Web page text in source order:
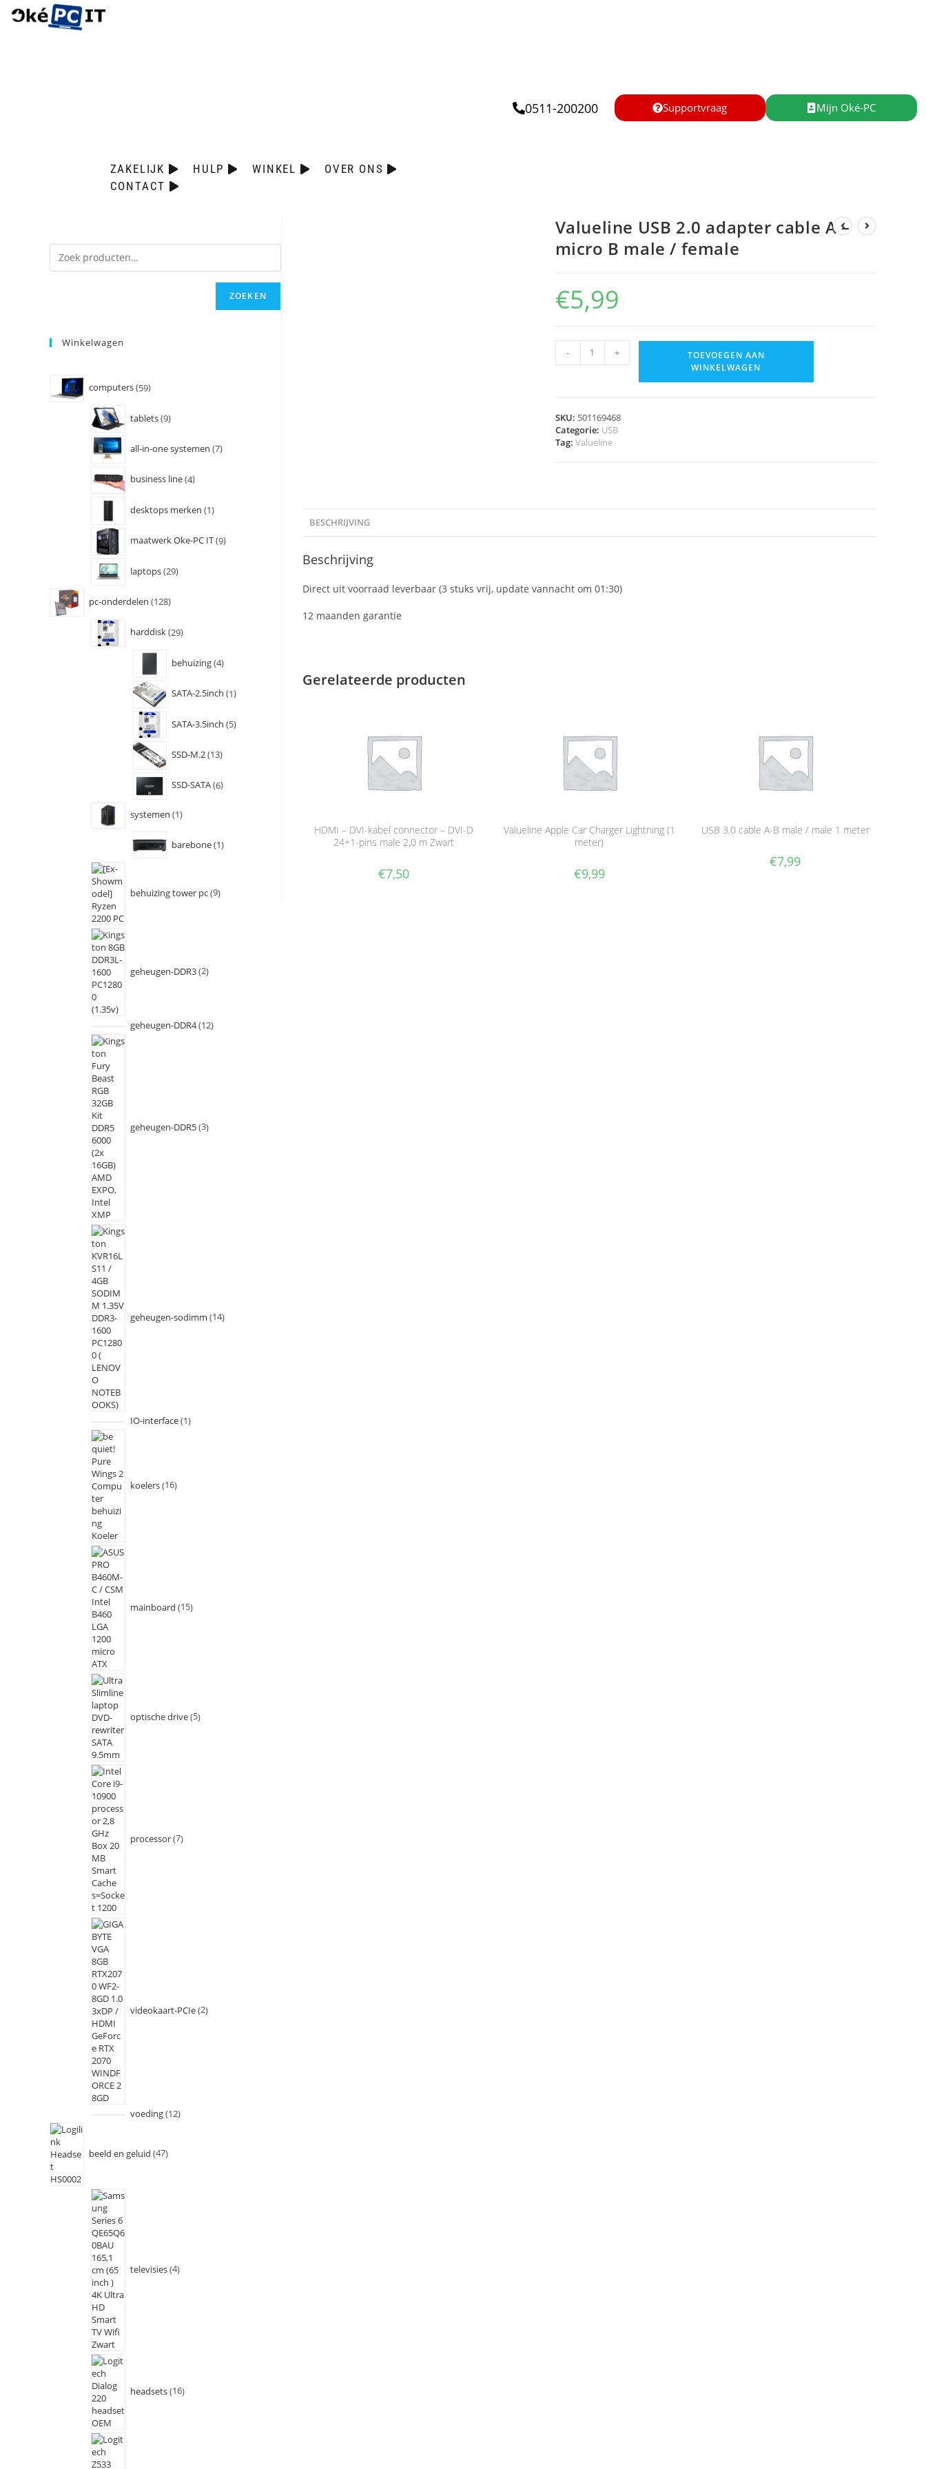
ZAKELIJK HULP WINKEL
OVER ONS
CONTACT
0511-200200 Supportvraag Mijn Oké-PC
Valueline USB 2.0 adapter cable A –
micro B male / female
€5,99
- +
TOEVOEGEN AAN
WINKELWAGEN
SKU: 501169468
Categorie: USB
Tag: Valueline
BESCHRIJVING
Beschrijving
Direct uit voorraad leverbaar (3 stuks vrij, update vannacht om 01:30)
12 maanden garantie
Gerelateerde producten
HDMI – DVI-kabel connector – DVI-D
24+1-pins male 2,0 m Zwart
€7,50
Valueline Apple Car Charger Lightning (1
meter)
€9,99
USB 3.0 cable A-B male / male 1 meter
€7,99
ZOEKEN
Winkelwagen
computers 59
tablets 9
all-in-one systemen 7
business line 4
desktops merken 1
maatwerk Oke-PC IT 9
laptops 29
pc-onderdelen 128
harddisk 29
behuizing 4
SATA-2.5inch 1
SATA-3.5inch 5
SSD-M.2 13
SSD-SATA 6
systemen 1
barebone 1
behuizing tower pc 9
geheugen-DDR3 2
geheugen-DDR4 12
geheugen-DDR5 3
geheugen-sodimm 14
IO-interface 1
koelers 16
mainboard 15
optische drive 5
processor 7
videokaart-PCIe 2
voeding 12
beeld en geluid 47
televisies 4
headsets 16